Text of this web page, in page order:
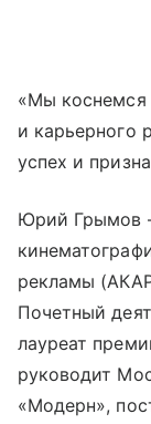
«Мы коснемся
и карьерного
успех и
Юрий Грымов
рекламы
Почетный
лауреат
руководит
«Модерн»,